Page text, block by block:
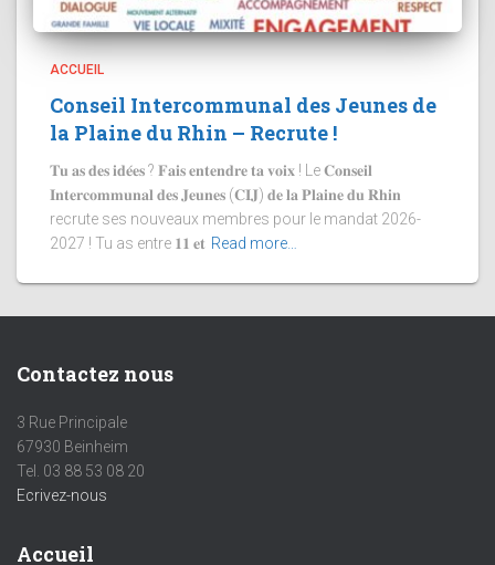
ACCUEIL
Conseil Intercommunal des Jeunes de
la Plaine du Rhin – Recrute !
𝐓𝐮 𝐚𝐬 𝐝𝐞𝐬 𝐢𝐝𝐞́𝐞𝐬 ? 𝐅𝐚𝐢𝐬 𝐞𝐧𝐭𝐞𝐧𝐝𝐫𝐞 𝐭𝐚 𝐯𝐨𝐢𝐱 ! Le 𝐂𝐨𝐧𝐬𝐞𝐢𝐥
𝐈𝐧𝐭𝐞𝐫𝐜𝐨𝐦𝐦𝐮𝐧𝐚𝐥 𝐝𝐞𝐬 𝐉𝐞𝐮𝐧𝐞𝐬 (𝐂𝐈𝐉) 𝐝𝐞 𝐥𝐚 𝐏𝐥𝐚𝐢𝐧𝐞 𝐝𝐮 𝐑𝐡𝐢𝐧
recrute ses nouveaux membres pour le mandat 2026-
2027 ! Tu as entre 𝟏𝟏 𝐞𝐭 Read more…
Contactez nous
3 Rue Principale
67930 Beinheim
Tel. 03 88 53 08 20
Ecrivez-nous
Accueil